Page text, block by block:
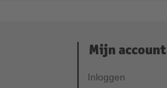
Mijn account
Inloggen